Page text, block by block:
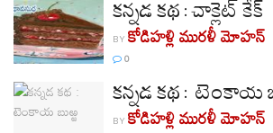
BY కోడిహళ్లి మురళీ మోహన్
0
కన్నడ కథ : టెంకాయ
BY కోడిహళ్లి మురళీ మోహన్